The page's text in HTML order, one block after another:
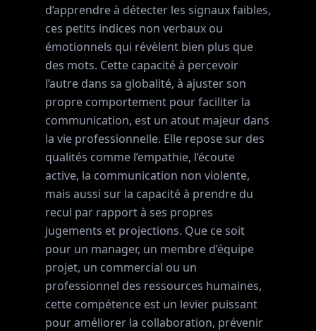
d’apprendre à détecter les signaux faibles,
ces petits indices non verbaux ou
émotionnels qui révèlent bien plus que
des mots. Cette capacité à percevoir
l’autre dans sa globalité, à ajuster son
propre comportement pour faciliter la
communication, est un atout majeur dans
la vie professionnelle. Elle repose sur des
qualités comme l’empathie, l’écoute
active, la communication non violente,
mais aussi sur la capacité à prendre du
recul par rapport à ses propres
jugements et projections. Que ce soit
pour un manager, un membre d’équipe
projet, un commercial ou un
professionnel des ressources humaines,
cette compétence est un levier puissant
pour améliorer la collaboration, prévenir